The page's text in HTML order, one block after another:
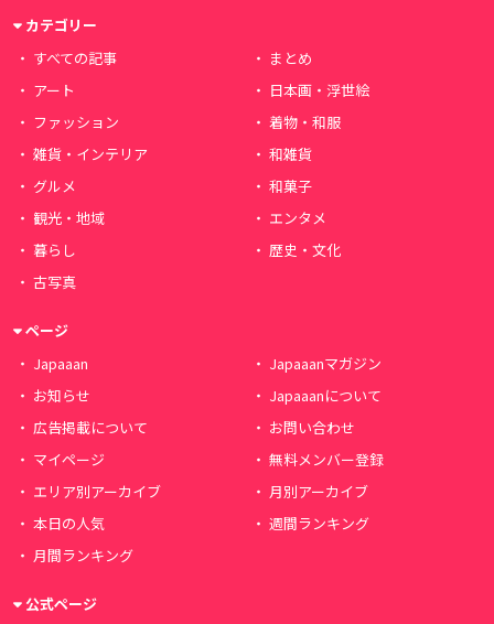
カテゴリー
すべての記事
まとめ
アート
日本画・浮世絵
ファッション
着物・和服
雑貨・インテリア
和雑貨
グルメ
和菓子
観光・地域
エンタメ
暮らし
歴史・文化
古写真
ページ
Japaaan
Japaaanマガジン
お知らせ
Japaaanについて
広告掲載について
お問い合わせ
マイページ
無料メンバー登録
エリア別アーカイブ
月別アーカイブ
本日の人気
週間ランキング
月間ランキング
公式ページ